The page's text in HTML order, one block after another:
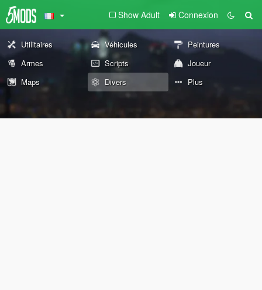
Show Adult Connexion
Utilitaires Véhicules
Peintures
Armes
Scripts
Joueur
Maps
Divers Plus